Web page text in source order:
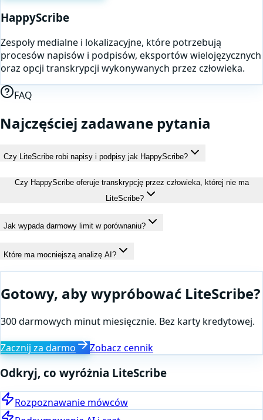
HappyScribe
Zespoły medialne i lokalizacyjne, które potrzebują
procesów napisów i podpisów, eksportów wielojęzycznych
oraz opcji transkrypcji wykonywanych przez człowieka.
FAQ
Najczęściej zadawane pytania
Czy LiteScribe robi napisy i podpisy jak HappyScribe?
Czy HappyScribe oferuje transkrypcję przez człowieka, której nie ma
LiteScribe?
Jak wypada darmowy limit w porównaniu?
Które ma mocniejszą analizę AI?
Gotowy, aby wypróbować LiteScribe?
300 darmowych minut miesięcznie. Bez karty kredytowej.
Zacznij za darmo Zobacz cennik
Odkryj, co wyróżnia LiteScribe
Rozpoznawanie mówców